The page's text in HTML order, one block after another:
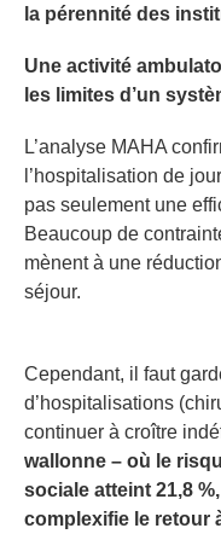
la pérennité des
Une activité
les limites d’un
L’analyse MAHA
l’hospitalisation de
pas seulement une
Beaucoup de
mènent à une
séjour.
Cependant, il faut
d’hospitalisations
continuer à croître
wallonne – où le
sociale atteint 21,8
complexifie le retour